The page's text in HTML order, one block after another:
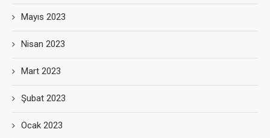
Mayıs 2023
Nisan 2023
Mart 2023
Şubat 2023
Ocak 2023